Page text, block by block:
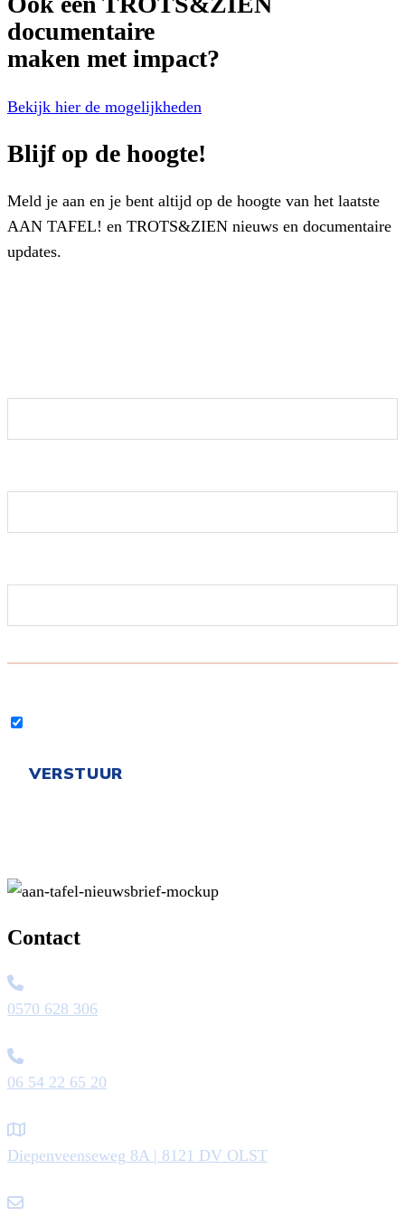
documentaire
maken met impact?
Bekijk hier de mogelijkheden
Blijf op de hoogte!
Meld je aan en je bent altijd op de hoogte van het laatste
AAN TAFEL! en TROTS&ZIEN nieuws en documentaire
updates.
Contact
0570 628 306
06 54 22 65 20
Diepenveenseweg 8A | 8121 DV OLST